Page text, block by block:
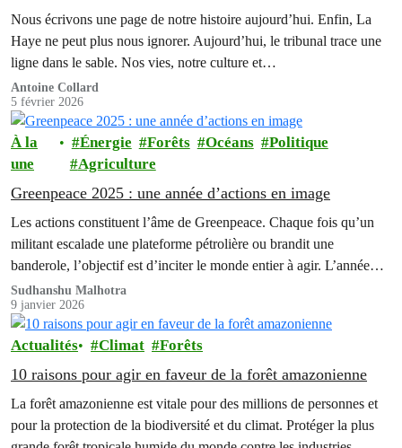
Nous écrivons une page de notre histoire aujourd’hui. Enfin, La
Haye ne peut plus nous ignorer. Aujourd’hui, le tribunal trace une
ligne dans le sable. Nos vies, notre culture et…
Antoine Collard
5 février 2026
À la
une
Énergie Forêts Océans
Politique
Agriculture
Greenpeace 2025 : une année d’actions en image
Les actions constituent l’âme de Greenpeace. Chaque fois qu’un
militant escalade une plateforme pétrolière ou brandit une
banderole, l’objectif est d’inciter le monde entier à agir. L’année
2025 a été…
Sudhanshu Malhotra
9 janvier 2026
Actualités Climat Forêts
10 raisons pour agir en faveur de la forêt amazonienne
La forêt amazonienne est vitale pour des millions de personnes et
pour la protection de la biodiversité et du climat. Protéger la plus